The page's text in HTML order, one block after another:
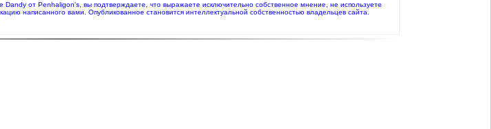
от Penhaligon's, вы подтверждаете, что выражаете исключительно собственное мнение, не используете
написанного вами. Опубликованное становится интеллектуальной собственностью владельцев сайта.